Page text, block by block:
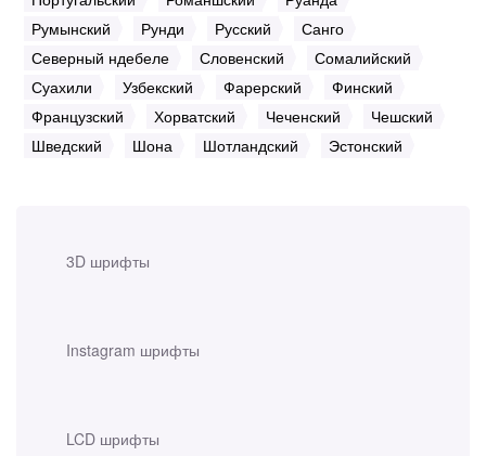
3D шрифты
Instagram шрифты
LCD шрифты
Румынский
Рунди Русский
Санго
Северный ндебеле
Словенский
Сомалийский
Суахили
Узбекский Фарерский
Финский
Французский
Хорватский Чеченский
Чешский
Шведский
Шона Шотландский Эстонский